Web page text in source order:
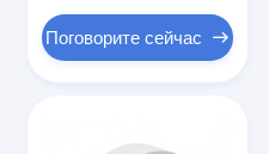
Поговорите сейчас